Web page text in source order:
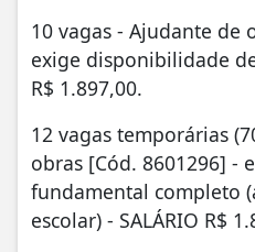
10 vagas - Ajudante de
exige disponibilidade
R$ 1.897,00.
12 vagas temporárias
obras [Cód. 8601296] -
fundamental completo
escolar) - SALÁRIO R$